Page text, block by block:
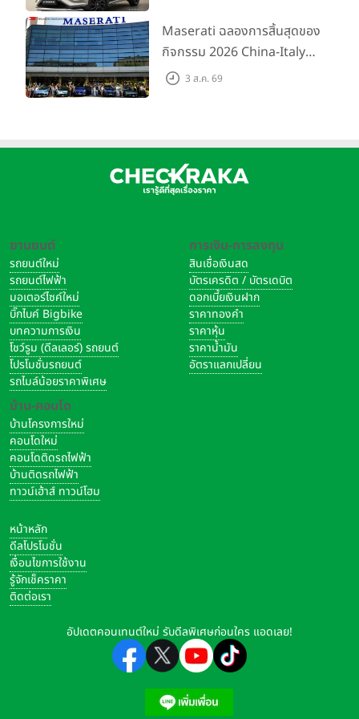
200 คัน พร้อมข้อเสนอสุดคุ้ม
Maserati ฉลองการสิ้นสุดของ
กิจกรรม 2026 China-Italy
Grand Tour ณ สำนักงาน
3 ส.ค. 69
ยานยนต์
รถยนต์ใหม่
รถยนต์ไฟฟ้า
มอเตอร์ไซค์ใหม่
บิ๊กไบค์ Bigbike
บทความการเงิน
โชว์รูม (ดีลเลอร์) รถยนต์
โปรโมชั่นรถยนต์
รถไมล์น้อยราคาพิเศษ
บ้าน-คอนโด
บ้านโครงการใหม่
คอนโดใหม่
คอนโดติดรถไฟฟ้า
บ้านติดรถไฟฟ้า
ทาวน์เฮ้าส์ ทาวน์โฮม
การเงิน-การลงทุน
สินเชื่อเงินสด
บัตรเครดิต / บัตรเดบิต
ดอกเบี้ยเงินฝาก
ราคาทองคำ
ราคาหุ้น
ราคาน้ำมัน
อัตราแลกเปลี่ยน
หน้าหลัก
ดีลโปรโมชั่น
เงื่อนไขการใช้งาน
รู้จักเช็คราคา
ติดต่อเรา
อัปเดตคอนเทนต์ใหม่ รับดีลพิเศษก่อนใคร แอดเลย!